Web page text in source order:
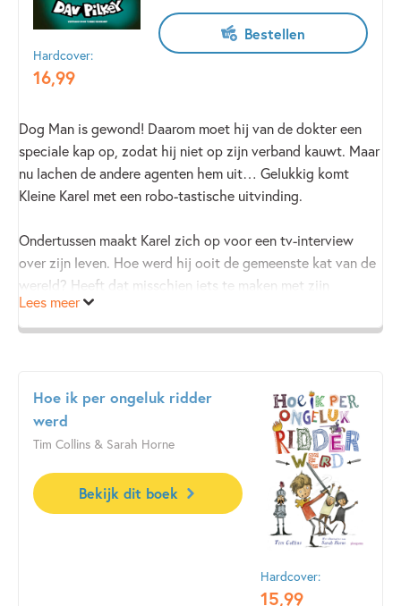
Hardcover:
16,99
Bestellen
Dog Man is gewond! Daarom moet hij van de dokter een
speciale kap op, zodat hij niet op zijn verband kauwt. Maar
nu lachen de andere agenten hem uit… Gelukkig komt
Kleine Karel met een robo-tastische uitvinding.
Ondertussen maakt Karel zich op voor een tv-interview
over zijn leven. Hoe werd hij ooit de gemeenste kat van de
wereld? Heeft dat misschien iets te maken met zijn
ouders…? Daarover gesproken: Karels vader Opa bereidt
weer een nare aanval op de stad voor. En het is nog maar
Met natuurlijk weer hartstikke veel tekentips en een
briljante vertaling van Tjibbe Veldkamp.
Lees meer
Hardcover:
15,99
Hoe ik per ongeluk ridder
werd
Tim Collins & Sarah Horne
Bekijk dit boek